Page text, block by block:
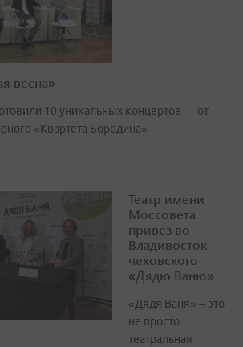
весна»
10 уникальных концертов — от
«Квартета Бородина»
Театр имени
Моссовета
привез во
Владивосток
чеховского
«Дядю Ваню»
«Дядя Ваня» – это
не просто
театральная